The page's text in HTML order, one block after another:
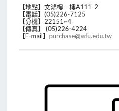
【地點】文鴻樓一樓A111-2
【電話】(05)226-7125
【分機】22151~4
【傳真】 (05)226-4224
【E-mail】 purchase@wfu.edu.tw